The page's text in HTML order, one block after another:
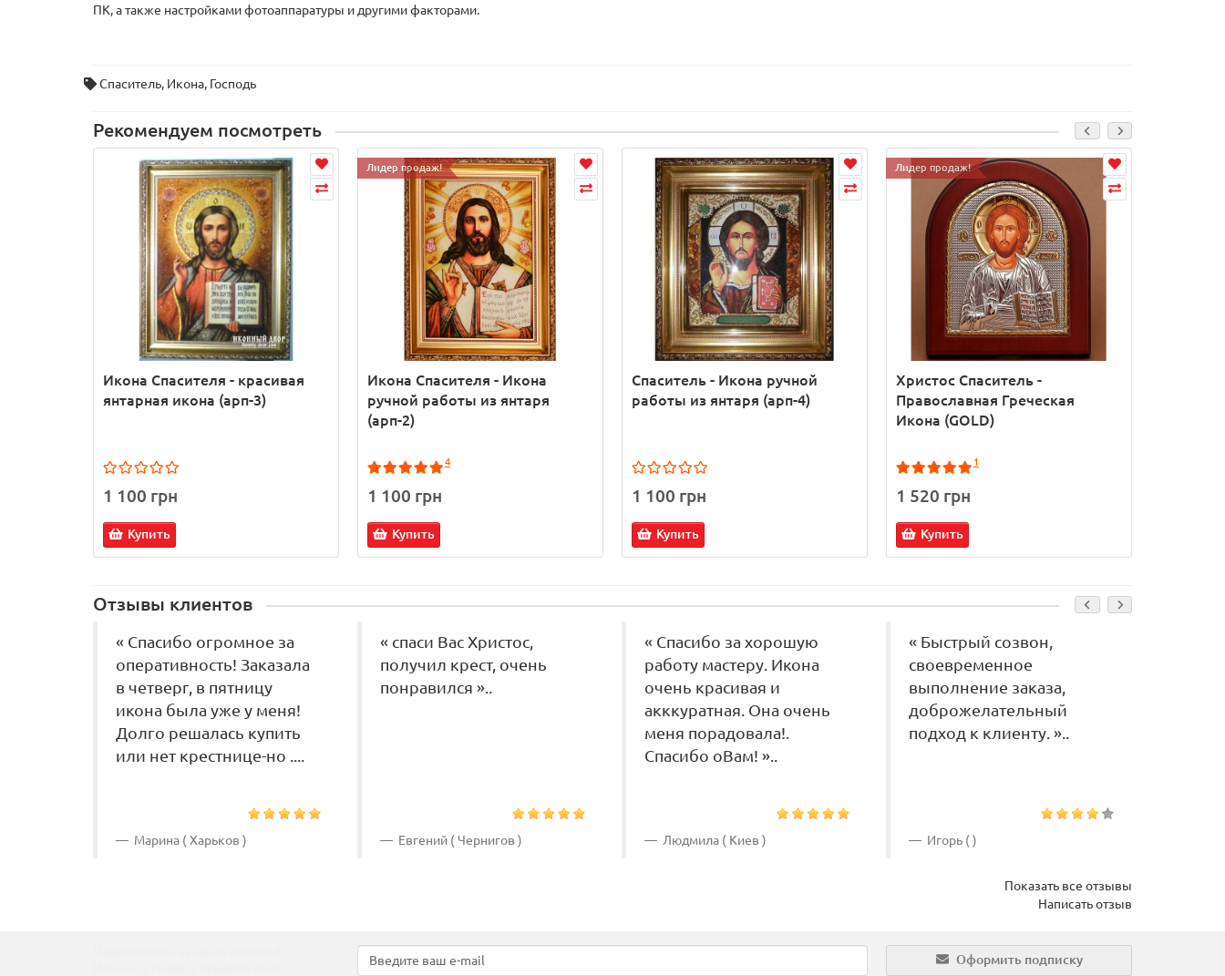
ПК, а также настройками фотоаппаратуры и другими факторами.
Спаситель, Икона, Господь
Рекомендуем посмотреть
Икона Спасителя - красивая
янтарная икона (арп-3)
1 100 грн
Купить
Лидер продаж!
Икона Спасителя - Икона
ручной работы из янтаря
(арп-2)
4
1 100 грн
Купить
Спаситель - Икона ручной
работы из янтаря (арп-4)
1 100 грн
Купить
Лидер продаж!
Христос Спаситель -
Православная Греческая
Икона (GOLD)
1
1 520 грн
Купить
Отзывы клиентов
« Спасибо огромное за
оперативность! Заказала
в четверг, в пятницу
икона была уже у меня!
Долго решалась купить
или нет крестнице-но ....
Марина ( Харьков )
« спаси Вас Христос,
получил крест, очень
понравился »..
Евгений ( Чернигов )
« Спасибо за хорошую
работу мастеру. Икона
очень красивая и
акккуратная. Она очень
меня порадовала!.
Спасибо оВам! »..
Людмила ( Киев )
« Быстрый созвон,
своевременное
выполнение заказа,
доброжелательный
подход к клиенту. »..
Игорь ( )
Показать все отзывы
Написать отзыв
Оформить подписку